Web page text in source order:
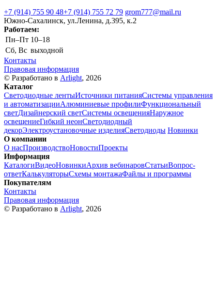
+7 (914) 755 90 48+7 (914) 755 72 79 grom777@mail.ru
Южно-Сахалинск, ул.Ленина, д.395, к.2
Работаем:
Пн–Пт 10–18
Сб, Вс выходной
Контакты
Правовая информация
© Разработано в Arlight, 2026
Каталог
Светодиодные лентыИсточники питанияСистемы управления
и автоматизацииАлюминиевые профилиФункциональный
светДизайнерский светСистемы освещенияНаружное
освещениеГибкий неонСветодиодный
декорЭлектроустановочные изделияСветодиоды Новинки
О компании
О насПроизводствоНовостиПроекты
Информация
КаталогиВидеоНовинкиАрхив вебинаровСтатьиВопрос-
ответКалькуляторыСхемы монтажаФайлы и программы
Покупателям
Контакты
Правовая информация
© Разработано в Arlight, 2026